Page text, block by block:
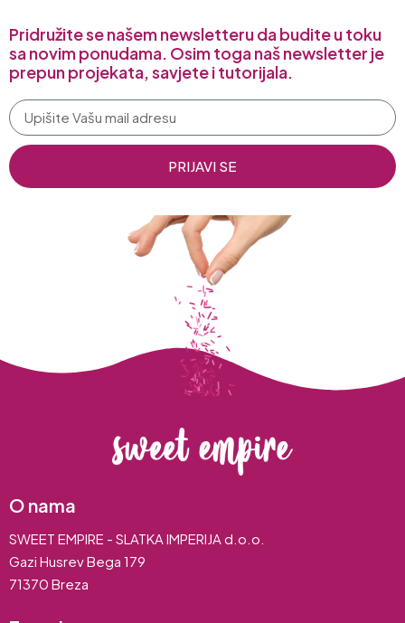
Pridružite se našem newsletteru da budite u toku
sa novim ponudama. Osim toga naš newsletter je
prepun projekata, savjete i tutorijala.
PRIJAVI SE
O nama
SWEET EMPIRE - SLATKA IMPERIJA d.o.o.
Gazi Husrev Bega 179
71370 Breza